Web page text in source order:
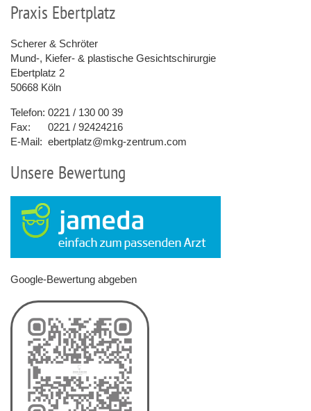
Praxis Ebertplatz
Scherer & Schröter
Mund-, Kiefer- & plastische Gesichtschirurgie
Ebertplatz 2
50668 Köln
Telefon: 0221 / 130 00 39
Fax:
0221 / 92424216
E-Mail: ebertplatz@mkg-zentrum.com
Unsere Bewertung
Google-Bewertung abgeben